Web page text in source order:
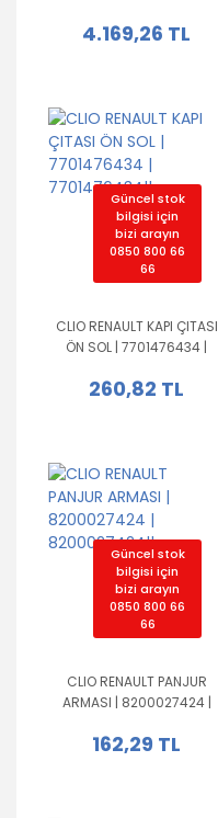
4.169,26 TL
Güncel stok
bilgisi için
bizi arayın
0850 800 66
66
CLIO RENAULT KAPI ÇITASI
ÖN SOL | 7701476434 |
260,82 TL
Güncel stok
bilgisi için
bizi arayın
0850 800 66
66
CLIO RENAULT PANJUR
ARMASI | 8200027424 |
162,29 TL